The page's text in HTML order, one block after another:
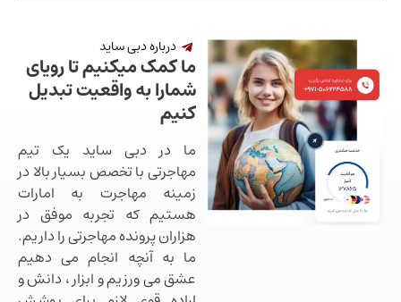
درباره دبی ساید
ما کمک میکنیم تا رویای
شمارا به واقعیت تبدیل
کنیم
ما در دبی ساید یک تیم
مهاجرتی با تخصص بسیار بالا در
زمینه مهاجرت به امارات
هستیم که تجربه موفق در
هزاران پرونده مهاجرتی را داریم.
ما به آنچه انجام می دهیم
عشق می ورزیم و ابزار ، دانش و